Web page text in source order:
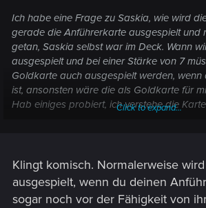
Ich habe eine Frage zu Saskia, wie wird
gerade die Anführerkarte ausgespielt und
getan, Saskia selbst war im Deck. Wann
ausgespielt und bei einer Stärke von 7
Goldkarte auch ausgespielt werden, wenn
ist, ansonsten wäre die als Goldkarte für
Hab einiges probiert, ich verstehe die
Click to expand...
Klingt komisch. Normalerweise
ausgespielt, wenn du deinen
sogar noch vor der Fähigkeit von